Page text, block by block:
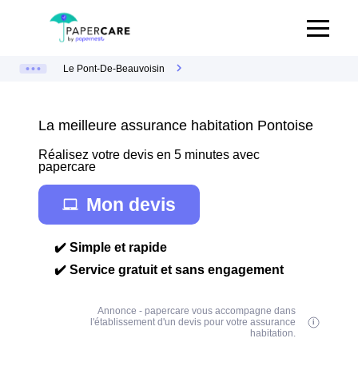
Le Pont-De-Beauvoisin
La meilleure assurance habitation Pontoise
Réalisez votre devis en 5 minutes avec
papercare
Mon devis
✔️ Simple et rapide
✔️ Service gratuit et sans engagement
Annonce - papercare vous accompagne dans
l'établissement d'un devis pour votre assurance
habitation.